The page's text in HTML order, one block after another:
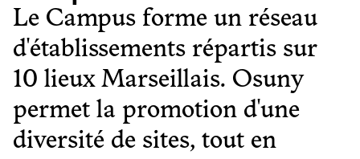
Le Campus forme un réseau
d'établissements répartis sur
10 lieux Marseillais. Osuny
permet la promotion d'une
diversité de sites, tout en